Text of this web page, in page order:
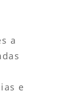
a
e